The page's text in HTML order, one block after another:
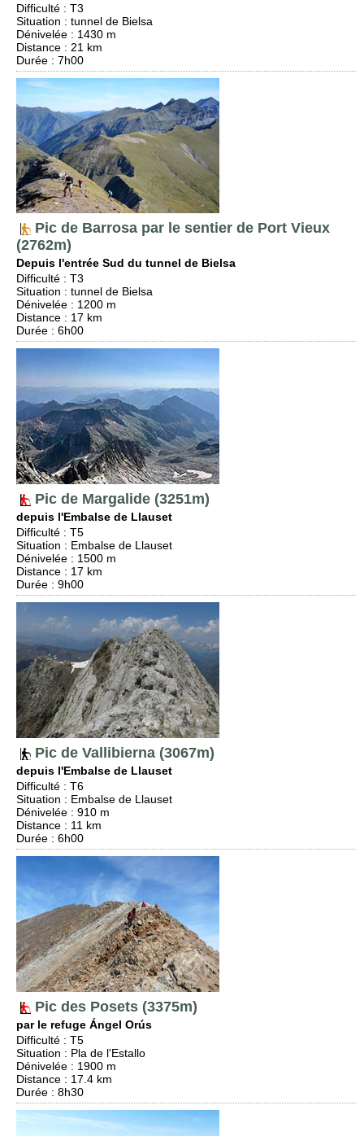
Difficulté : T3
Situation : tunnel de Bielsa
Dénivelée : 1430 m
Distance : 21 km
Durée : 7h00
Pic de Barrosa par le sentier de Port Vieux
(2762m)
Depuis l'entrée Sud du tunnel de Bielsa
Difficulté : T3
Situation : tunnel de Bielsa
Dénivelée : 1200 m
Distance : 17 km
Durée : 6h00
Pic de Margalide (3251m)
depuis l'Embalse de Llauset
Difficulté : T5
Situation : Embalse de Llauset
Dénivelée : 1500 m
Distance : 17 km
Durée : 9h00
Pic de Vallibierna (3067m)
depuis l'Embalse de Llauset
Difficulté : T6
Situation : Embalse de Llauset
Dénivelée : 910 m
Distance : 11 km
Durée : 6h00
Pic des Posets (3375m)
par le refuge Ángel Orús
Difficulté : T5
Situation : Pla de l'Estallo
Dénivelée : 1900 m
Distance : 17.4 km
Durée : 8h30